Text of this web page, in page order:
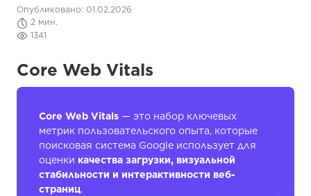
Core Web Vitals
Опубликовано: 01.02.2026
2 мин.
1341
Core Web Vitals — это набор ключевых
метрик пользовательского опыта, которые
поисковая система Google использует для
оценки качества загрузки, визуальной
стабильности и интерактивности веб-
страниц.